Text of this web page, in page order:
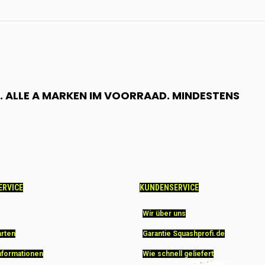
A MARKEN IM VOORRAAD. MINDESTENS
KUNDENSERVICE
Wir über uns
Garantie Squashprofi.de
Wie schnell geliefert